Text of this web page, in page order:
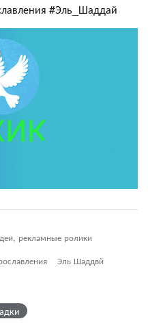
#Эль_Шаддай
рекламные ролики
Эль Шаддвй